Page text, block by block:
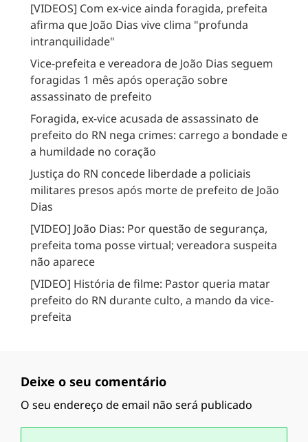
[VIDEOS] Com ex-vice ainda foragida, prefeita
afirma que João Dias vive clima "profunda
intranquilidade"
Vice-prefeita e vereadora de João Dias seguem
foragidas 1 mês após operação sobre
assassinato de prefeito
Foragida, ex-vice acusada de assassinato de
prefeito do RN nega crimes: carrego a bondade e
a humildade no coração
Justiça do RN concede liberdade a policiais
militares presos após morte de prefeito de João
Dias
[VIDEO] João Dias: Por questão de segurança,
prefeita toma posse virtual; vereadora suspeita
não aparece
[VIDEO] História de filme: Pastor queria matar
prefeito do RN durante culto, a mando da vice-
prefeita
Deixe o seu comentário
O seu endereço de email não será publicado